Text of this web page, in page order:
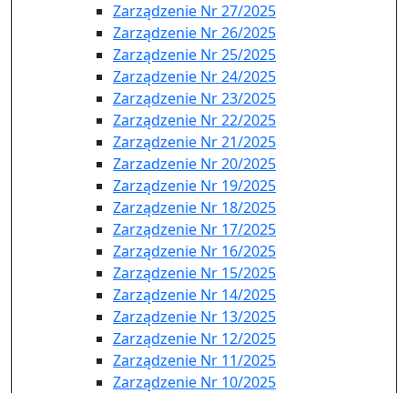
Zarządzenie Nr 27/2025
Zarządzenie Nr 26/2025
Zarządzenie Nr 25/2025
Zarządzenie Nr 24/2025
Zarządzenie Nr 23/2025
Zarządzenie Nr 22/2025
Zarządzenie Nr 21/2025
Zarzadzenie Nr 20/2025
Zarządzenie Nr 19/2025
Zarządzenie Nr 18/2025
Zarządzenie Nr 17/2025
Zarządzenie Nr 16/2025
Zarządzenie Nr 15/2025
Zarządzenie Nr 14/2025
Zarządzenie Nr 13/2025
Zarządzenie Nr 12/2025
Zarządzenie Nr 11/2025
Zarządzenie Nr 10/2025